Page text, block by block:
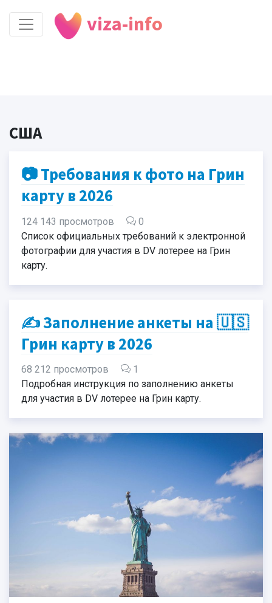
viza-info
США
📷 Требования к фото на Грин
карту в 2026
124 143 просмотров
0
Список официальных требований к электронной
фотографии для участия в DV лотерее на Грин
карту.
✍️ Заполнение анкеты на 🇺🇸
Грин карту в 2026
68 212 просмотров
1
Подробная инструкция по заполнению анкеты
для участия в DV лотерее на Грин карту.